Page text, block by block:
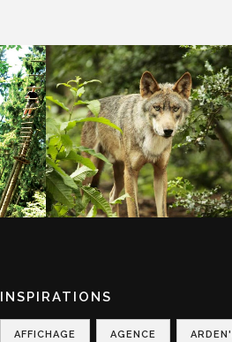
INSPIRATIONS
AFFICHAGE AGENCE